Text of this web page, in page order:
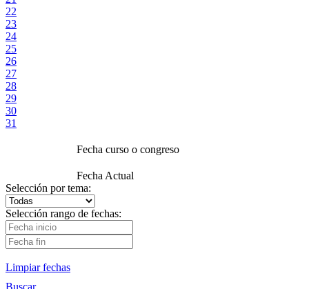
22
23
24
25
26
27
28
29
30
31
Fecha curso o congreso
Fecha Actual
Selección por tema:
Selección rango de fechas:
Limpiar fechas